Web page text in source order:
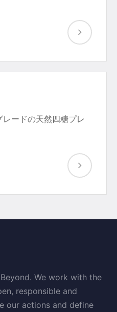
ードの天然四糖プレ
We work with the
responsible and
our actions and define